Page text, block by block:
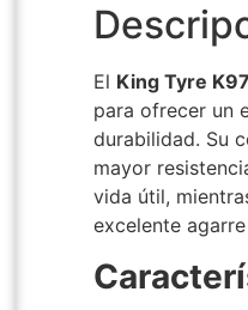
El King Tyre K97
para ofrecer un
durabilidad. Su
mayor
vida útil,
excelente